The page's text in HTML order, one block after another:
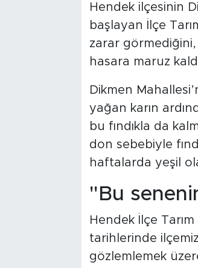
Hendek ilçesinin
başlayan İlçe
zarar
hasara maruz
Dikmen
yağan karın
bu fındıkla da
don sebebiyle
haftalarda yeşil
"Bu
Hendek İlçe
tarihlerinde
gözlemlemek